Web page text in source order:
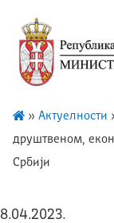
» Актуелности
друштвеном,
Србији
8.04.2023.